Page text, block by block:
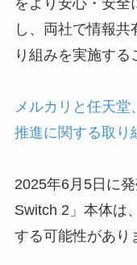
し、両社で情報
り組みを実施する
メルカリと任天
推進に関する取り
2025年6月5日に
Switch 2」本体は
する可能性があり